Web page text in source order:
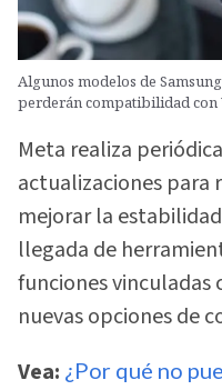
Algunos modelos de
perderán compatibilidad con
Meta realiza
actualizaciones para
mejorar la
llegada de
funciones
nuevas opciones de
Vea: ¿Por qué no